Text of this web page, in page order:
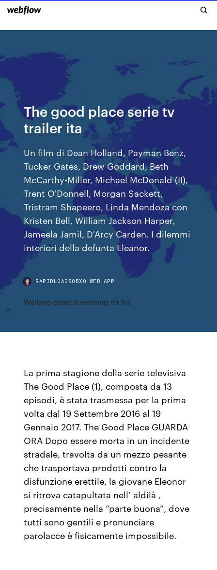
The good place serie tv
trailer ita
Un film di Dean Holland, Payman Benz,
Tucker Gates, Drew Goddard, Beth
McCarthy-Miller, Michael McDonald (II),
Trent O'Donnell, Morgan Sackett,
Tristram Shapeero, Linda Mendoza con
Kristen Bell, William Jackson Harper,
Jameela Jamil, D'Arcy Carden. I dilemmi
interiori della defunta Eleanor.
RAPIDLOADSOBXO.WEB.APP
Walking dead streaming ita hd
La prima stagione della serie televisiva
The Good Place (1), composta da 13
episodi, è stata trasmessa per la prima
volta dal 19 Settembre 2016 al 19
Gennaio 2017. The Good Place GUARDA
ORA Dopo essere morta in un incidente
stradale, travolta da un mezzo pesante
che trasportava prodotti contro la
disfunzione erettile, la giovane Eleonor
si ritrova catapultata nell’ aldilà ,
precisamente nella “parte buona”, dove
tutti sono gentili e pronunciare
parolacce è fisicamente impossibile.